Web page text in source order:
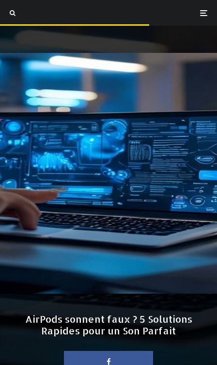
AirPods sonnent faux ? 5 Solutions
Rapides pour un Son Parfait